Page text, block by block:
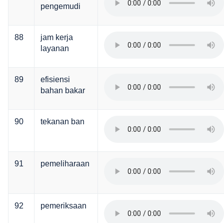
pengemudi
88
jam kerja
layanan
89
efisiensi
bahan bakar
90 tekanan ban
91 pemeliharaan
92 pemeriksaan